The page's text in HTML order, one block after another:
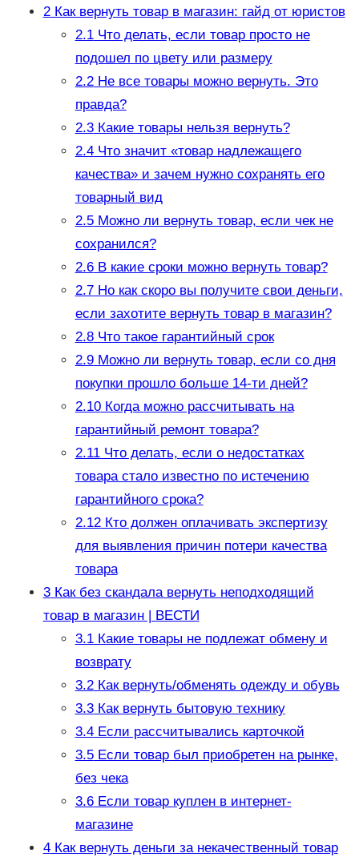
2Как вернуть товар в магазин: гайд от юристов
2.1Что делать, если товар просто не
подошел по цвету или размеру
2.2Не все товары можно вернуть. Это
правда?
2.3Какие товары нельзя вернуть?
2.4Что значит «товар надлежащего
качества» и зачем нужно сохранять его
товарный вид
2.5Можно ли вернуть товар, если чек не
сохранился?
2.6В какие сроки можно вернуть товар?
2.7Но как скоро вы получите свои деньги,
если захотите вернуть товар в магазин?
2.8Что такое гарантийный срок
2.9Можно ли вернуть товар, если со дня
покупки прошло больше 14-ти дней?
2.10Когда можно рассчитывать на
гарантийный ремонт товара?
2.11Что делать, если о недостатках
товара стало известно по истечению
гарантийного срока?
2.12Кто должен оплачивать экспертизу
для выявления причин потери качества
товара
3Как без скандала вернуть неподходящий
товар в магазин | ВЕСТИ
3.1Какие товары не подлежат обмену и
возврату
3.2Как вернуть/обменять одежду и обувь
3.3Как вернуть бытовую технику
3.4Если рассчитывались карточкой
3.5Если товар был приобретен на рынке,
без чека
3.6Если товар куплен в интернет-
магазине
4Как вернуть деньги за некачественный товар